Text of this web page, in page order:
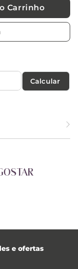
Carrinho
e ofertas